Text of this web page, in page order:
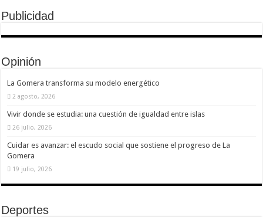
Publicidad
Opinión
La Gomera transforma su modelo energético
2 agosto, 2026
Vivir donde se estudia: una cuestión de igualdad entre islas
26 julio, 2026
Cuidar es avanzar: el escudo social que sostiene el progreso de La
Gomera
19 julio, 2026
Deportes
opcionales.
web.
Estadísticas
podamos
funcionalidad
de la web, en
base a cómo
se usa la
web.
Experiencia